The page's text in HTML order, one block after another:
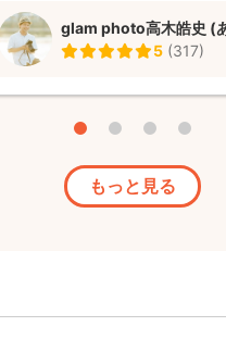
5 (317)
もっと見る